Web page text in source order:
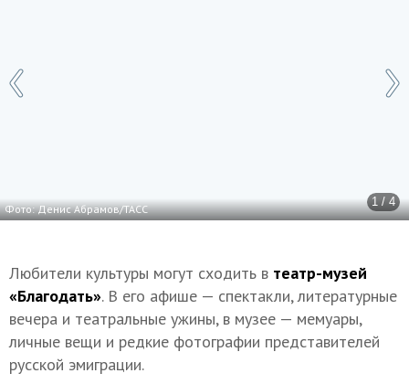
1 / 4
Фото: Денис Абрамов/ТАСС
Любители культуры могут сходить в театр-музей
«Благодать». В его афише — спектакли, литературные
вечера и театральные ужины, в музее — мемуары,
личные вещи и редкие фотографии представителей
русской эмиграции.